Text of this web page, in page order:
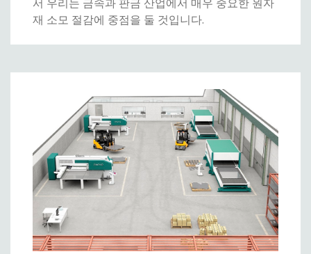
재 소모 절감에 중점을 둘 것입니다.